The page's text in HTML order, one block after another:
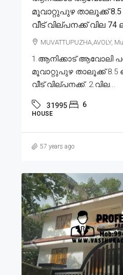
മൂവാറ്റുപുഴ താലൂക്ക് 8.5
വീട് വില്പനക്ക് വില 74
MUVATTUPUZHA,AVOLY,
1.ആനിക്കാട് ആവോലി
മൂവാറ്റുപുഴ താലൂക്ക് 8.5
വീട് വില്പനക്ക്. 2.വില...
31995 6
HOUSE
57 years ago